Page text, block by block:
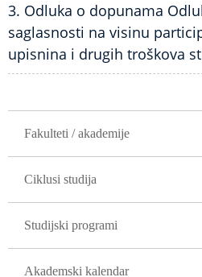
3. Odluka o dopunama
saglasnosti na visinu
upisnina i drugih troškova
Fakulteti / akademije
Ciklusi studija
Studijski programi
Akademski kalendar